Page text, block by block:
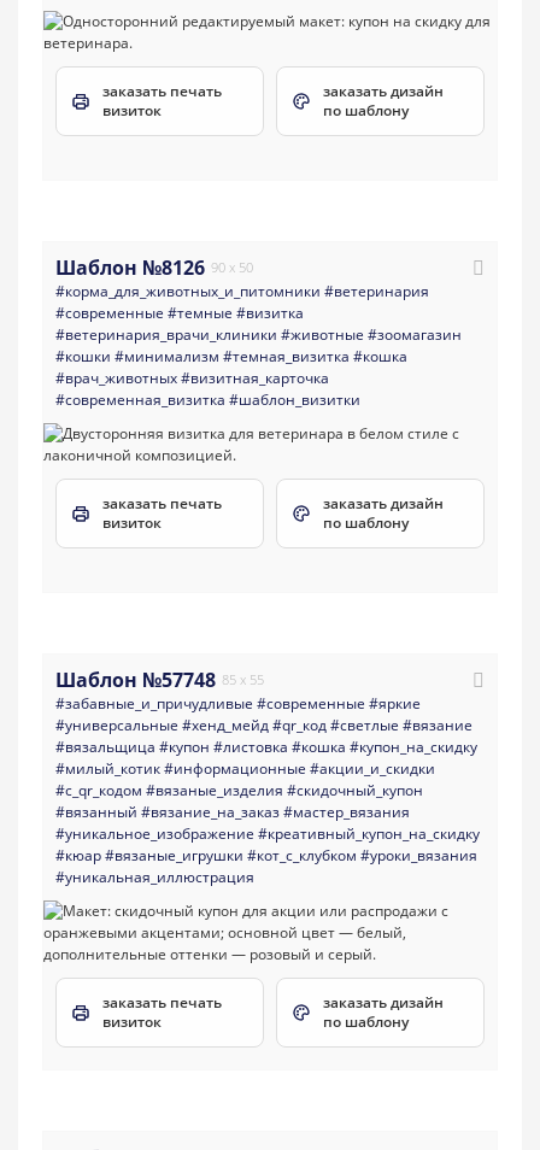
заказать печать
визиток
заказать дизайн
по шаблону
Шаблон №8126 90 x 50
#корма_для_животных_и_питомники #ветеринария
#современные #темные #визитка
#ветеринария_врачи_клиники #животные #зоомагазин
#кошки #минимализм #темная_визитка #кошка
#врач_животных#визитная_карточка
#современная_визитка #шаблон_визитки
заказать печать
визиток
заказать дизайн
по шаблону
Шаблон №57748 85 x 55
#забавные_и_причудливые #современные #яркие
#универсальные #хенд_мейд#qr_код#светлые #вязание
#вязальщица #купон #листовка #кошка #купон_на_скидку
#милый_котик#информационные #акции_и_скидки
#с_qr_кодом #вязаные_изделия #скидочный_купон
#вязанный #вязание_на_заказ#мастер_вязания
#уникальное_изображение #креативный_купон_на_скидку
#кюар#вязаные_игрушки #кот_с_клубком #уроки_вязания
#уникальная_иллюстрация
заказать печать
визиток
заказать дизайн
по шаблону